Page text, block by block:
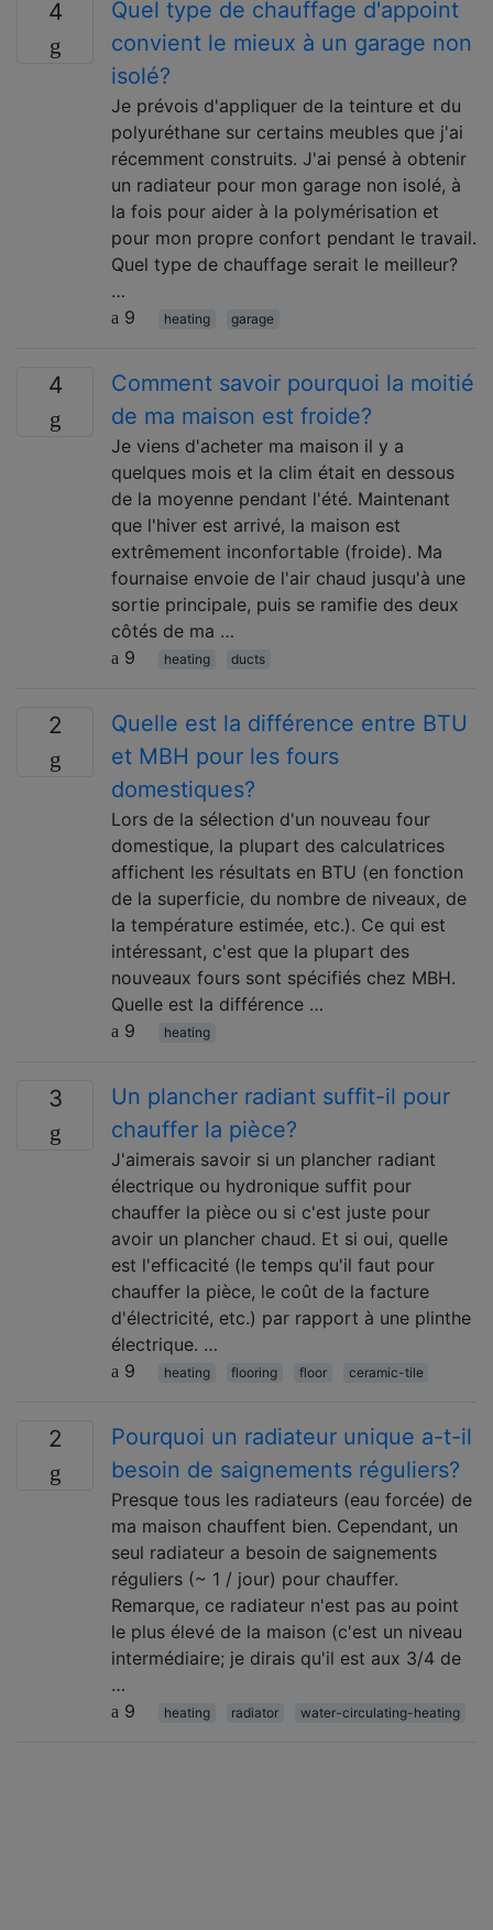
4
Quel type de chauffage d'appoint
convient le mieux à un garage non
isolé?
Je prévois d'appliquer de la teinture et du
polyuréthane sur certains meubles que j'ai
récemment construits. J'ai pensé à obtenir
un radiateur pour mon garage non isolé, à
la fois pour aider à la polymérisation et
pour mon propre confort pendant le travail.
Quel type de chauffage serait le meilleur?
…
9
heating garage
4
Comment savoir pourquoi la moitié
de ma maison est froide?
Je viens d'acheter ma maison il y a
quelques mois et la clim était en dessous
de la moyenne pendant l'été. Maintenant
que l'hiver est arrivé, la maison est
extrêmement inconfortable (froide). Ma
fournaise envoie de l'air chaud jusqu'à une
sortie principale, puis se ramifie des deux
côtés de ma …
9
heating ducts
2
Quelle est la différence entre BTU
et MBH pour les fours
domestiques?
Lors de la sélection d'un nouveau four
domestique, la plupart des calculatrices
affichent les résultats en BTU (en fonction
de la superficie, du nombre de niveaux, de
la température estimée, etc.). Ce qui est
intéressant, c'est que la plupart des
nouveaux fours sont spécifiés chez MBH.
Quelle est la différence …
9
heating
3
Un plancher radiant suffit-il pour
chauffer la pièce?
J'aimerais savoir si un plancher radiant
électrique ou hydronique suffit pour
chauffer la pièce ou si c'est juste pour
avoir un plancher chaud. Et si oui, quelle
est l'efficacité (le temps qu'il faut pour
chauffer la pièce, le coût de la facture
d'électricité, etc.) par rapport à une plinthe
électrique. …
9
heating flooring floor ceramic-tile
2
Pourquoi un radiateur unique a-t-il
besoin de saignements réguliers?
Presque tous les radiateurs (eau forcée) de
ma maison chauffent bien. Cependant, un
seul radiateur a besoin de saignements
réguliers (~ 1 / jour) pour chauffer.
Remarque, ce radiateur n'est pas au point
le plus élevé de la maison (c'est un niveau
intermédiaire; je dirais qu'il est aux 3/4 de
…
9
heating radiator water-circulating-heating